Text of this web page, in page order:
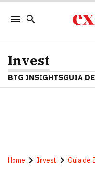
Invest
BTG INSIGHTSGUIA
Home Invest Guia de